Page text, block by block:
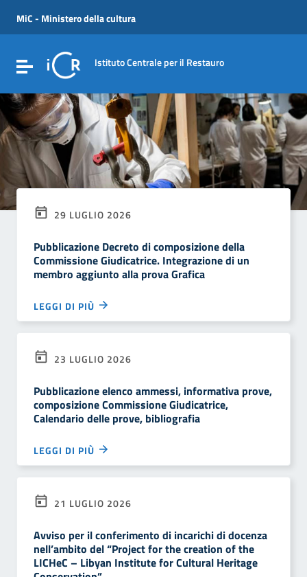
Vai al menu di navigazione
Vai al footer
MiC - Ministero della cultura
Attiva / disattiva la navigazione
Istituto Centrale per il Restauro
29 LUGLIO 2026
Pubblicazione Decreto di composizione della
Commissione Giudicatrice. Integrazione di un
membro aggiunto alla prova Grafica
LEGGI DI PIÙ
23 LUGLIO 2026
Pubblicazione elenco ammessi, informativa prove,
composizione Commissione Giudicatrice,
Calendario delle prove, bibliografia
LEGGI DI PIÙ
21 LUGLIO 2026
Avviso per il conferimento di incarichi di docenza
nell’ambito del “Project for the creation of the
LICHeC – Libyan Institute for Cultural Heritage